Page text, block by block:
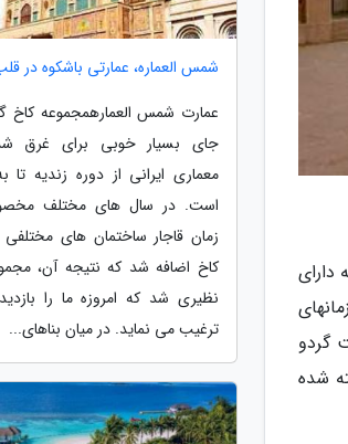
دارای
گردو
شده
شمس العماره، عمارتی باشکوه در
عمارت شمس العمارهمجموعه کاخ
جای بسیار خوبی برای غرق
معماری ایرانی از دوره زندیه تا
است. در سال های مختلف
زمان قاجار ساختمان های
کاخ اضافه شد که نتیجه آن،
نظیری شد که امروزه ما را
ترغیب می نماید. در میان بناهای...